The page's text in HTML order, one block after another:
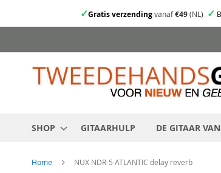
✓Gratis verzendingvanaf€49(NL) ✓
direct
naar
de
SHOP GITAARHULP DE GITAAR VAN
Home NUX NDR-5 ATLANTIC delay reverb